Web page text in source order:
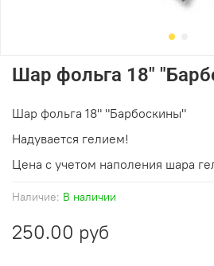
Наличие: В наличии
Шар фольга 18"
250.00 руб
Шар фольга 18" "Барбоскины"
Надувается гелием!
Цена с учетом наполения шара